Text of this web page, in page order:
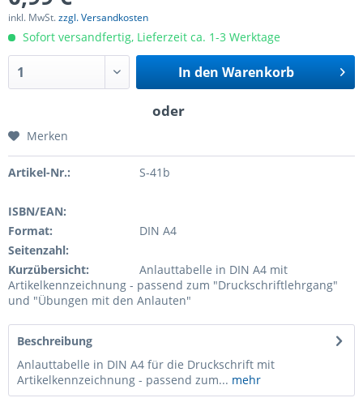
inkl. MwSt.zzgl. Versandkosten
Sofort versandfertig, Lieferzeit ca. 1-3 Werktage
In den Warenkorb
Merken
Artikel-Nr.: S-41b
ISBN/EAN:
Format:
DIN A4
Seitenzahl:
Kurzübersicht:
Anlauttabelle in DIN A4 mit
Artikelkennzeichnung - passend zum "Druckschriftlehrgang"
und "Übungen mit den Anlauten"
Beschreibung
Anlauttabelle in DIN A4 für die Druckschrift mit
Artikelkennzeichnung - passend zum... mehr